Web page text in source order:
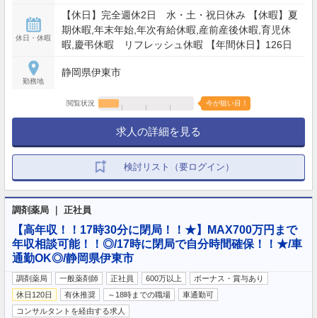
休日・休暇
【休日】完全週休2日 水・土・祝日休み 【休暇】夏
期休暇,年末年始,年次有給休暇,産前産後休暇,育児休
暇,慶弔休暇 リフレッシュ休暇 【年間休日】126日
勤務地
静岡県伊東市
閲覧状況 今が狙い目！
求人の詳細を見る
検討リスト（要ログイン）
調剤薬局 ｜ 正社員
【高年収！！17時30分に閉局！！★】MAX700万円まで
年収相談可能！！◎/17時に閉局で自分時間確保！！★/車
通勤OK◎/静岡県伊東市
調剤薬局 一般薬剤師 正社員 600万以上
ボーナス・賞与あり
休日120日
有休推奨 ～18時までの職場
車通勤可
コンサルタントを経由する求人